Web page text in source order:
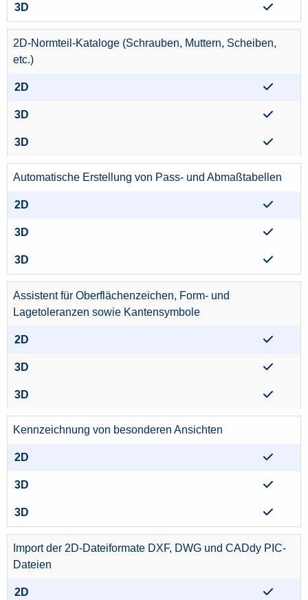
2D-Normteil-Kataloge (Schrauben, Muttern, Scheiben,
etc.)
Automatische Erstellung von Pass- und Abmaßtabellen
Assistent für Oberflächenzeichen, Form- und
Lagetoleranzen sowie Kantensymbole
Kennzeichnung von besonderen Ansichten
Import der 2D-Dateiformate DXF, DWG und CADdy PIC-
Dateien